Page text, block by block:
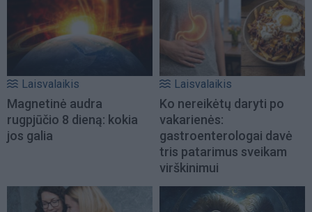
Laisvalaikis
Magnetinė audra
rugpjūčio 8 dieną: kokia
jos galia
Laisvalaikis
Ko nereikėtų daryti po
vakarienės:
gastroenterologai davė
tris patarimus sveikam
virškinimui